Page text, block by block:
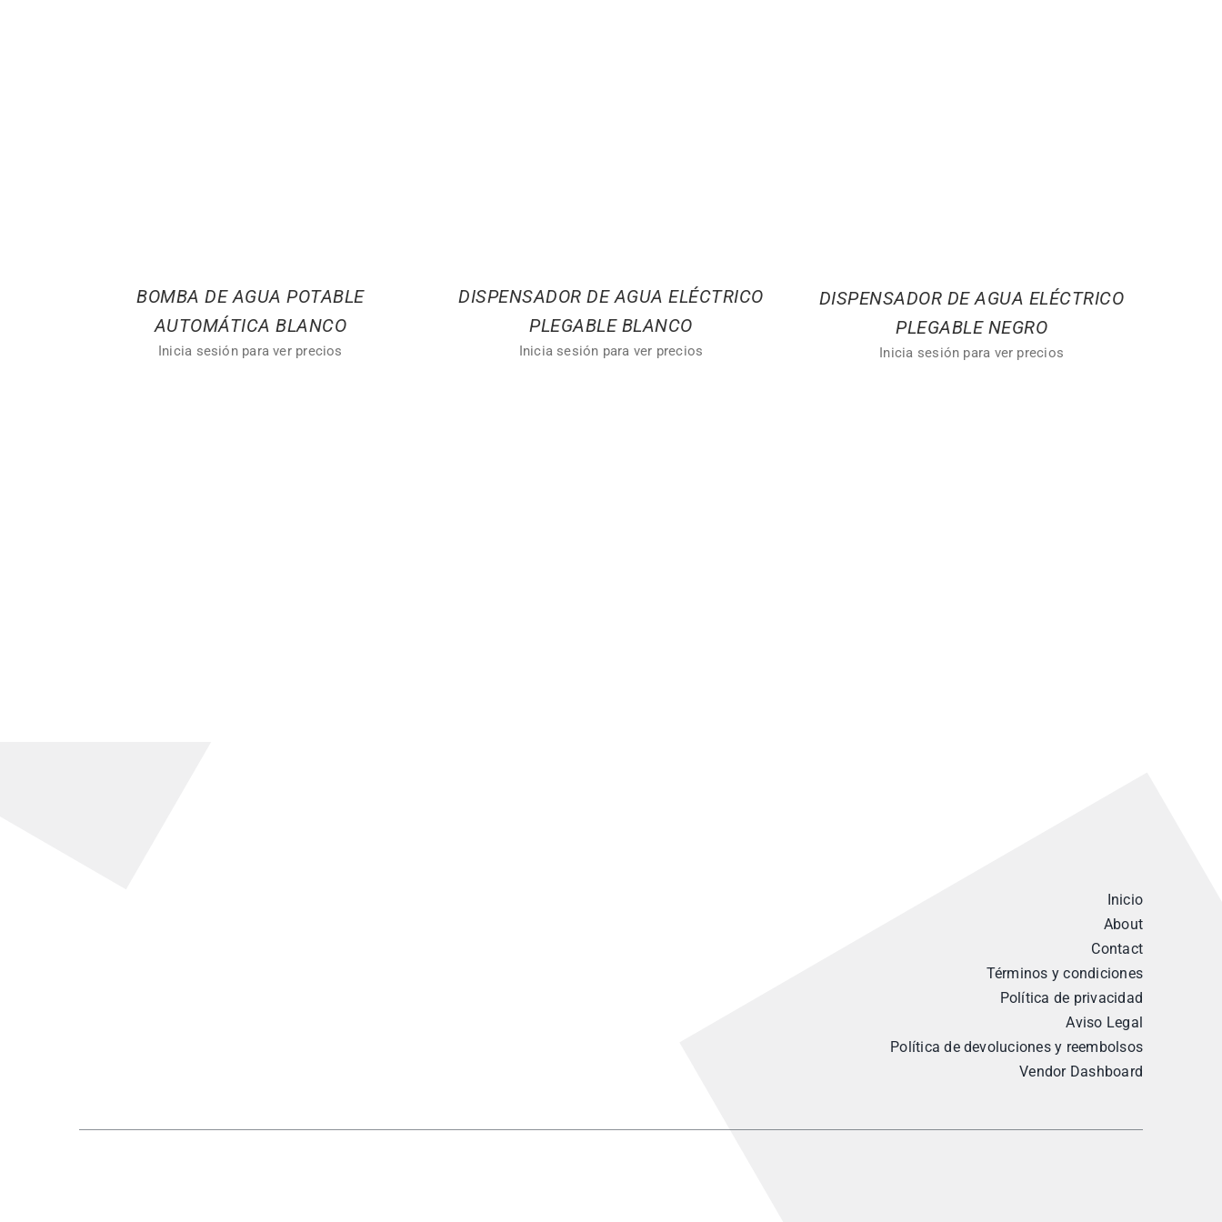
BOMBA DE AGUA POTABLE
AUTOMÁTICA BLANCO
Inicia sesión para ver precios
DISPENSADOR DE AGUA ELÉCTRICO
PLEGABLE BLANCO
Inicia sesión para ver precios
DISPENSADOR DE AGUA ELÉCTRICO
PLEGABLE NEGRO
Inicia sesión para ver precios
Inicio
About
Contact
Términos y condiciones
Política de privacidad
Aviso Legal
Política de devoluciones y reembolsos
Vendor Dashboard